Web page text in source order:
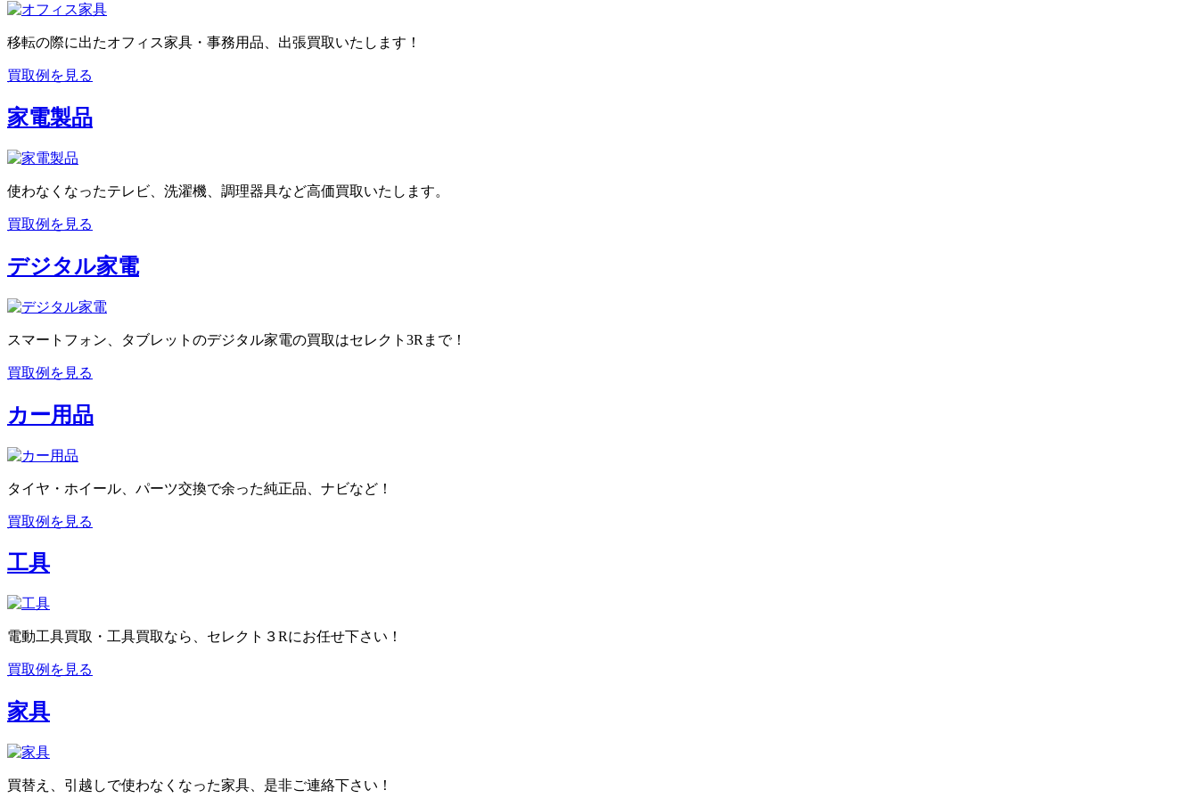
移転の際に出たオフィス家具・事務用品、出張買取いたします！
買取例を見る
家電製品
使わなくなったテレビ、洗濯機、調理器具など高価買取いたします。
買取例を見る
デジタル家電
スマートフォン、タブレットのデジタル家電の買取はセレクト3Rまで！
買取例を見る
カー用品
タイヤ・ホイール、パーツ交換で余った純正品、ナビなど！
買取例を見る
工具
電動工具買取・工具買取なら、セレクト３Rにお任せ下さい！
買取例を見る
家具
買替え、引越しで使わなくなった家具、是非ご連絡下さい！